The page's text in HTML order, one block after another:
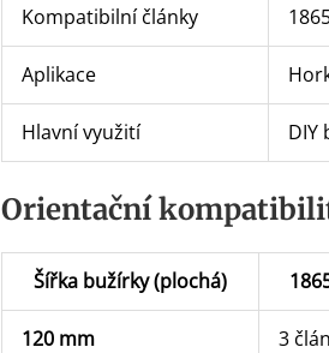
Kompatibilní články
Aplikace
Hlavní využití DIY
Orientační
Šířka bužírky (plochá)
120 mm 3